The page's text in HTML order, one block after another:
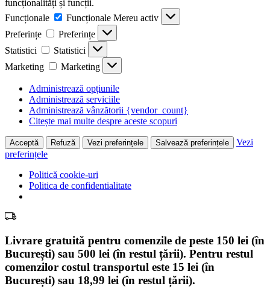
funcționalități și funcții.
Funcționale
Funcționale Mereu activ
Preferințe
Preferințe
Statistici
Statistici
Marketing
Marketing
Administrează opțiunile
Administrează serviciile
Administrează vânzătorii {vendor_count}
Citește mai multe despre aceste scopuri
Acceptă Refuză Vezi preferințele Salvează preferințele
Vezi
preferințele
Politică cookie-uri
Politica de confidentialitate
Livrare gratuită pentru comenzile de peste 150 lei (în
București) sau 500 lei (în restul țării). Pentru restul
comenzilor costul transportul este 15 lei (în
București) sau 18,99 lei (în restul țării).